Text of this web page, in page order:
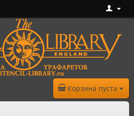
Корзина пуста